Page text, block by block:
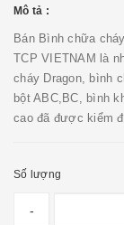
Mô tả :
Bán Bình chữa
TCP VIETNAM là
cháy Dragon, bình
bột ABC,BC, bình
cao đã được kiểm
Số lượng
-